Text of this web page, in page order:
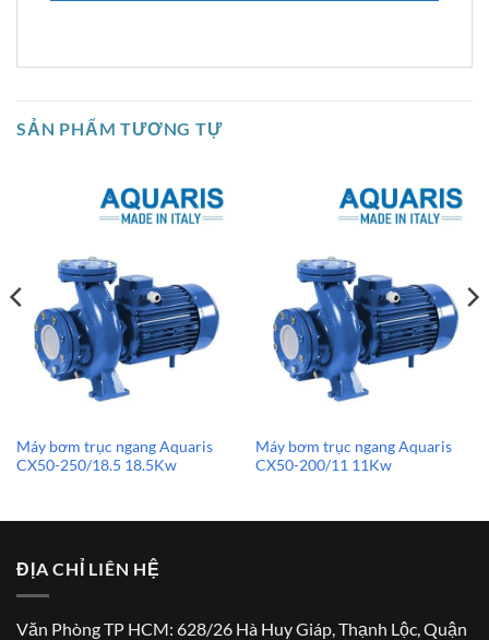
SẢN PHẨM TƯƠNG TỰ
Máy bơm trục ngang Aquaris
CX50-250/18.5 18.5Kw
Máy bơm trục ngang Aquaris
CX50-200/11 11Kw
ĐỊA CHỈ LIÊN HỆ
Văn Phòng TP HCM: 628/26 Hà Huy Giáp, Thạnh Lộc, Quận